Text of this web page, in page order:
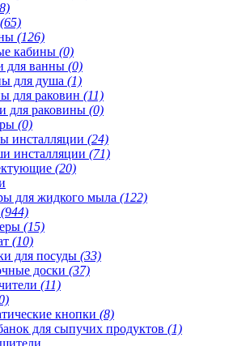
(65)
(126)
кабины (0)
для ванны (0)
для душа (1)
для раковин (11)
для раковины (0)
(0)
инсталляции (24)
инсталляции (71)
(20)
для жидкого мыла (122)
(944)
(15)
(10)
для посуды (33)
доски (37)
(11)
кнопки (8)
для сыпучих продуктов (1)